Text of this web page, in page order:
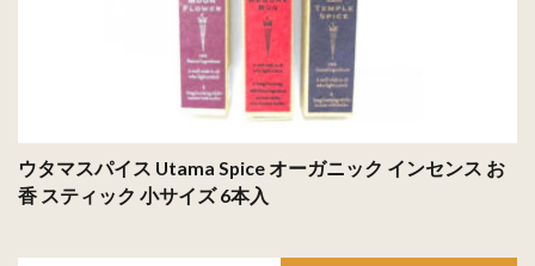
ウタマスパイス Utama Spice オーガニック インセンス お
香 スティック 小サイズ 6本入